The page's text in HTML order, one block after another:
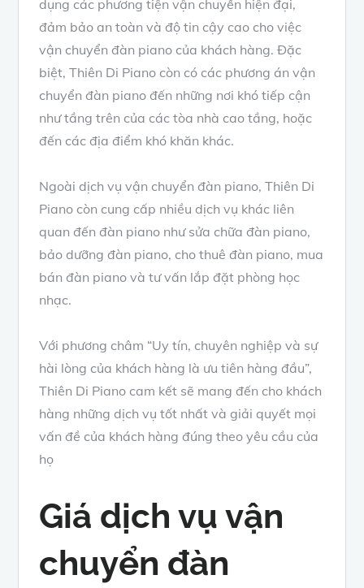
dụng các phương tiện vận chuyển hiện đại,
đảm bảo an toàn và độ tin cậy cao cho việc
vận chuyển đàn piano của khách hàng. Đặc
biệt, Thiên Di Piano còn có các phương án vận
chuyển đàn piano đến những nơi khó tiếp cận
như tầng trên của các tòa nhà cao tầng, hoặc
đến các địa điểm khó khăn khác.
Ngoài dịch vụ vận chuyển đàn piano, Thiên Di
Piano còn cung cấp nhiều dịch vụ khác liên
quan đến đàn piano như sửa chữa đàn piano,
bảo dưỡng đàn piano, cho thuê đàn piano, mua
bán đàn piano và tư vấn lắp đặt phòng học
nhạc.
Với phương châm “Uy tín, chuyên nghiệp và sự
hài lòng của khách hàng là ưu tiên hàng đầu”,
Thiên Di Piano cam kết sẽ mang đến cho khách
hàng những dịch vụ tốt nhất và giải quyết mọi
vấn đề của khách hàng đúng theo yêu cầu của
họ
Giá dịch vụ vận
chuyển đàn